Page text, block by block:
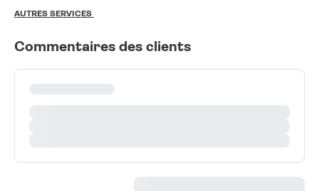
AUTRES SERVICES
Commentaires des clients